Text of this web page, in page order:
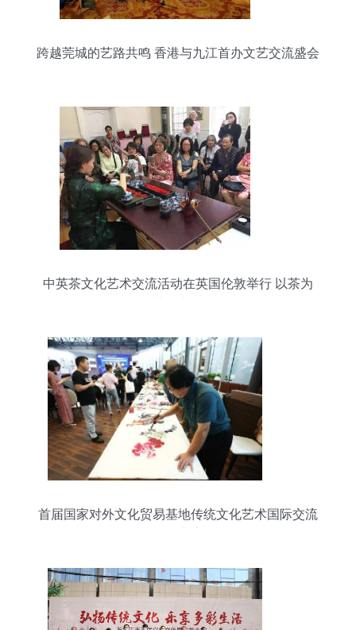
跨越莞城的艺路共鸣 香港与九江首办文艺交流盛会
中英茶文化艺术交流活动在英国伦敦举行 以茶为
首届国家对外文化贸易基地传统文化艺术国际交流